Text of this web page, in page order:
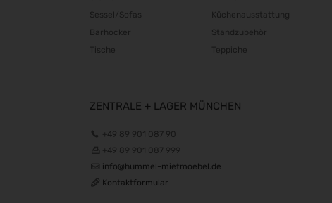
Sessel/Sofas
Barhocker
Tische
Küchenausstattung
Standzubehör
Teppiche
ZENTRALE + LAGER MÜNCHEN
+49 89 901 087 90
+49 89 901 087 999
info@hummel-mietmoebel.de
Kontaktformular